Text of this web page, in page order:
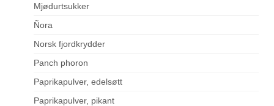
Mjødurtsukker
Ñora
Norsk fjordkrydder
Panch phoron
Paprikapulver, edelsøtt
Paprikapulver, pikant